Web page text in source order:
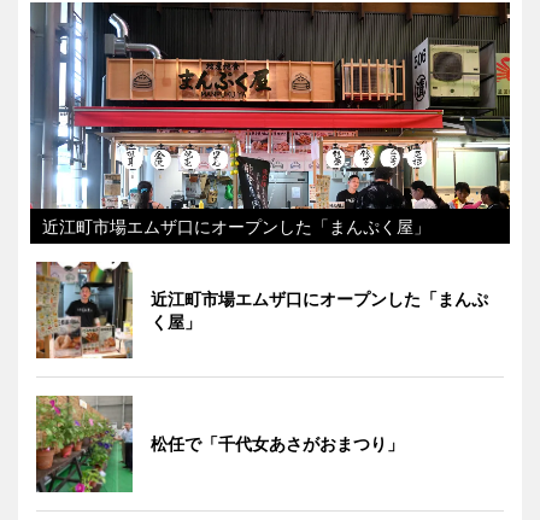
近江町市場エムザ口にオープンした「まんぷく屋」
近江町市場エムザ口にオープンした「まんぷ
く屋」
松任で「千代女あさがおまつり」